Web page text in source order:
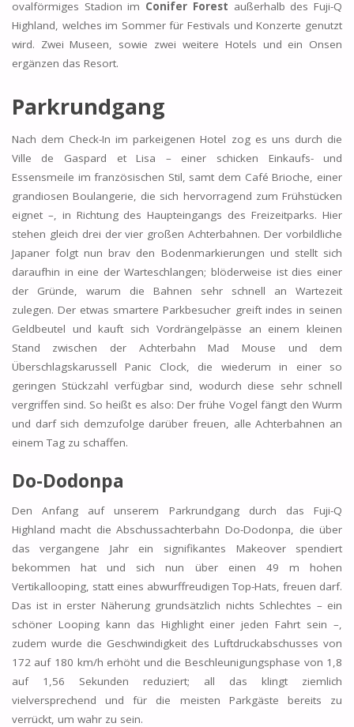
ovalförmiges Stadion im Conifer Forest außerhalb des Fuji-Q
Highland, welches im Sommer für Festivals und Konzerte genutzt
wird. Zwei Museen, sowie zwei weitere Hotels und ein Onsen
ergänzen das Resort.
Parkrundgang
Nach dem Check-In im parkeigenen Hotel zog es uns durch die
Ville de Gaspard et Lisa – einer schicken Einkaufs- und
Essensmeile im französischen Stil, samt dem Café Brioche, einer
grandiosen Boulangerie, die sich hervorragend zum Frühstücken
eignet –, in Richtung des Haupteingangs des Freizeitparks. Hier
stehen gleich drei der vier großen Achterbahnen. Der vorbildliche
Japaner folgt nun brav den Bodenmarkierungen und stellt sich
daraufhin in eine der Warteschlangen; blöderweise ist dies einer
der Gründe, warum die Bahnen sehr schnell an Wartezeit
zulegen. Der etwas smartere Parkbesucher greift indes in seinen
Geldbeutel und kauft sich Vordrängelpässe an einem kleinen
Stand zwischen der Achterbahn Mad Mouse und dem
Überschlagskarussell Panic Clock, die wiederum in einer so
geringen Stückzahl verfügbar sind, wodurch diese sehr schnell
vergriffen sind. So heißt es also: Der frühe Vogel fängt den Wurm
und darf sich demzufolge darüber freuen, alle Achterbahnen an
einem Tag zu schaffen.
Do-Dodonpa
Den Anfang auf unserem Parkrundgang durch das Fuji-Q
Highland macht die Abschussachterbahn Do-Dodonpa, die über
das vergangene Jahr ein signifikantes Makeover spendiert
bekommen hat und sich nun über einen 49 m hohen
Vertikallooping, statt eines abwurffreudigen Top-Hats, freuen darf.
Das ist in erster Näherung grundsätzlich nichts Schlechtes – ein
schöner Looping kann das Highlight einer jeden Fahrt sein –,
zudem wurde die Geschwindigkeit des Luftdruckabschusses von
172 auf 180 km/h erhöht und die Beschleunigungsphase von 1,8
auf 1,56 Sekunden reduziert; all das klingt ziemlich
vielversprechend und für die meisten Parkgäste bereits zu
verrückt, um wahr zu sein.